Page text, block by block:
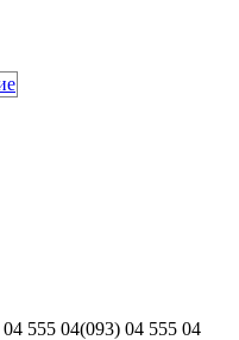
04 555 04(093) 04 555 04